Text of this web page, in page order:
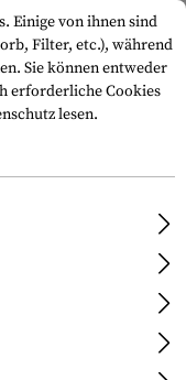
ACS-L
Einige von ihnen sind
Filter, etc.), während
Sie können entweder
erforderliche Cookies
lesen.